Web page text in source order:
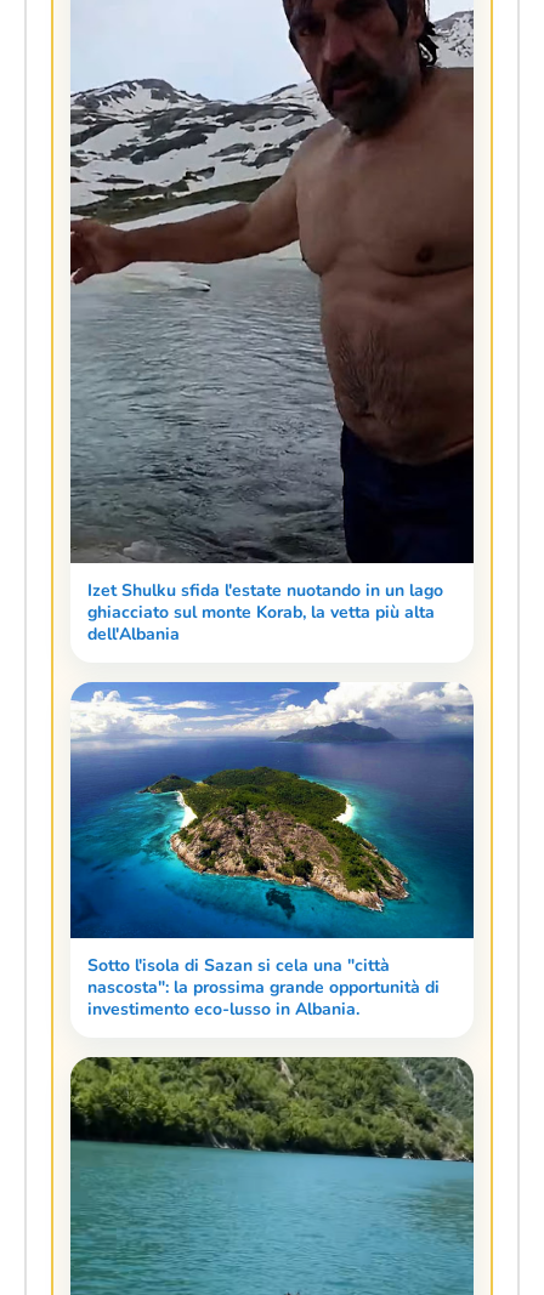
Izet Shulku sfida l'estate nuotando in un lago
ghiacciato sul monte Korab, la vetta più alta
dell'Albania
Sotto l'isola di Sazan si cela una "città
nascosta": la prossima grande opportunità di
investimento eco-lusso in Albania.